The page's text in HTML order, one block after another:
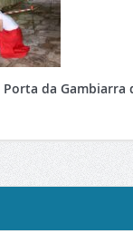
Porta da Gambiarra